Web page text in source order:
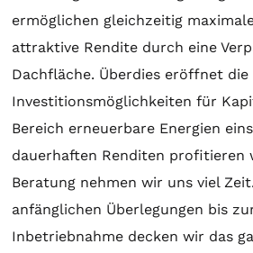
ermöglichen gleichzeitig
attraktive Rendite durch eine
Dachfläche. Überdies eröffnet die
Investitionsmöglichkeiten für
Bereich erneuerbare Energien
dauerhaften Renditen profitieren
Beratung nehmen wir uns viel
anfänglichen Überlegungen bis
Inbetriebnahme decken wir das